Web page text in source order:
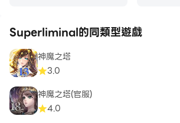
Superliminal的同類型遊戲
神魔之塔
3.0
神魔之塔(官服)
4.0